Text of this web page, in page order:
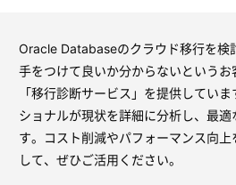
Oracle Databaseのクラウド移行を検
手をつけて良いか分からないという
「移行診断サービス」を提供してい
ショナルが現状を詳細に分析し、最
す。コスト削減やパフォーマンス向
して、ぜひご活用ください。